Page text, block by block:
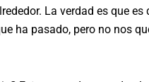
La verdad es que es
ha pasado, pero no nos